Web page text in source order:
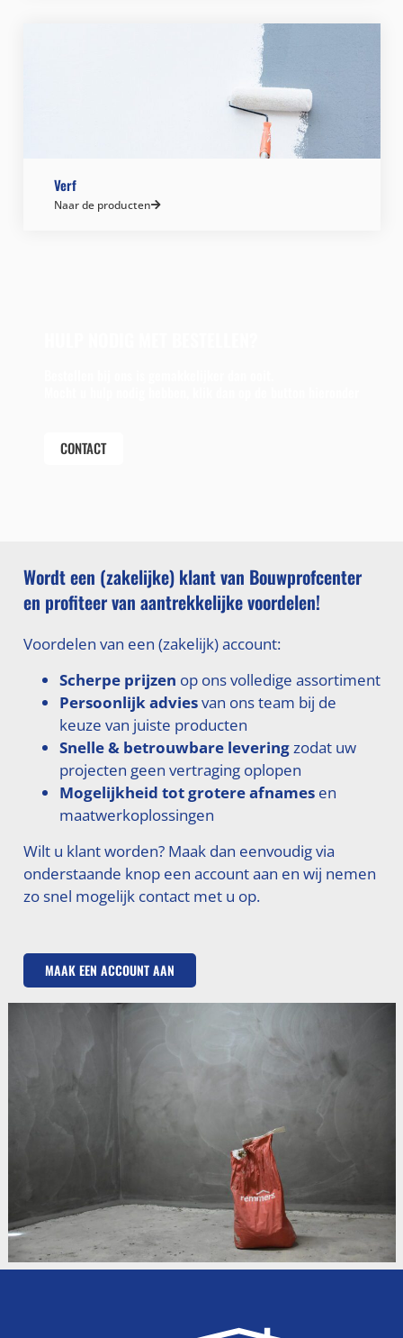
Verf
Naar de producten
CONTACT
Wordt een (zakelijke) klant van Bouwprofcenter
en profiteer van aantrekkelijke voordelen!
Voordelen van een (zakelijk) account:
Scherpe prijzen op ons volledige assortiment
Persoonlijk adviesvan ons team bij de
keuze van juiste producten
Snelle & betrouwbare leveringzodat uw
projecten geen vertraging oplopen
Mogelijkheid tot grotere afnamesen
maatwerkoplossingen
Wilt u klant worden? Maak dan eenvoudig via
onderstaande knop een account aan en wij nemen
zo snel mogelijk contact met u op.
MAAK EEN ACCOUNT AAN